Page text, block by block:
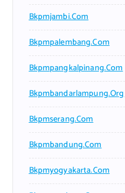
Bkpmjambi.com
Bkpmpalembang.com
Bkpmpangkalpinang.com
Bkpmbandarlampung.org
Bkpmserang.com
Bkpmbandung.com
Bkpmyogyakarta.com